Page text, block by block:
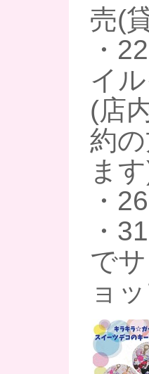
売(
・
イ
(店
約
ま
・
・
で
ョ